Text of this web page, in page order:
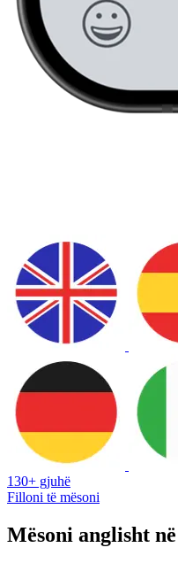
130+ gjuhë
Filloni të mësoni
Mësoni anglisht